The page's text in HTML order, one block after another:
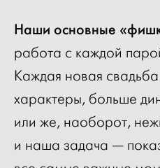
Наши основные
работа с каждой
Каждая новая
характеры, больше
или же, наоборот,
и наша задача —